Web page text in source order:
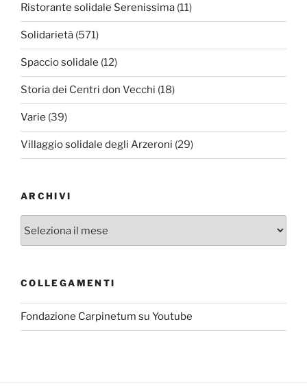
Ristorante solidale Serenissima (11)
Solidarietà (571)
Spaccio solidale (12)
Storia dei Centri don Vecchi (18)
Varie (39)
Villaggio solidale degli Arzeroni (29)
ARCHIVI
Archivi
COLLEGAMENTI
Fondazione Carpinetum su Youtube